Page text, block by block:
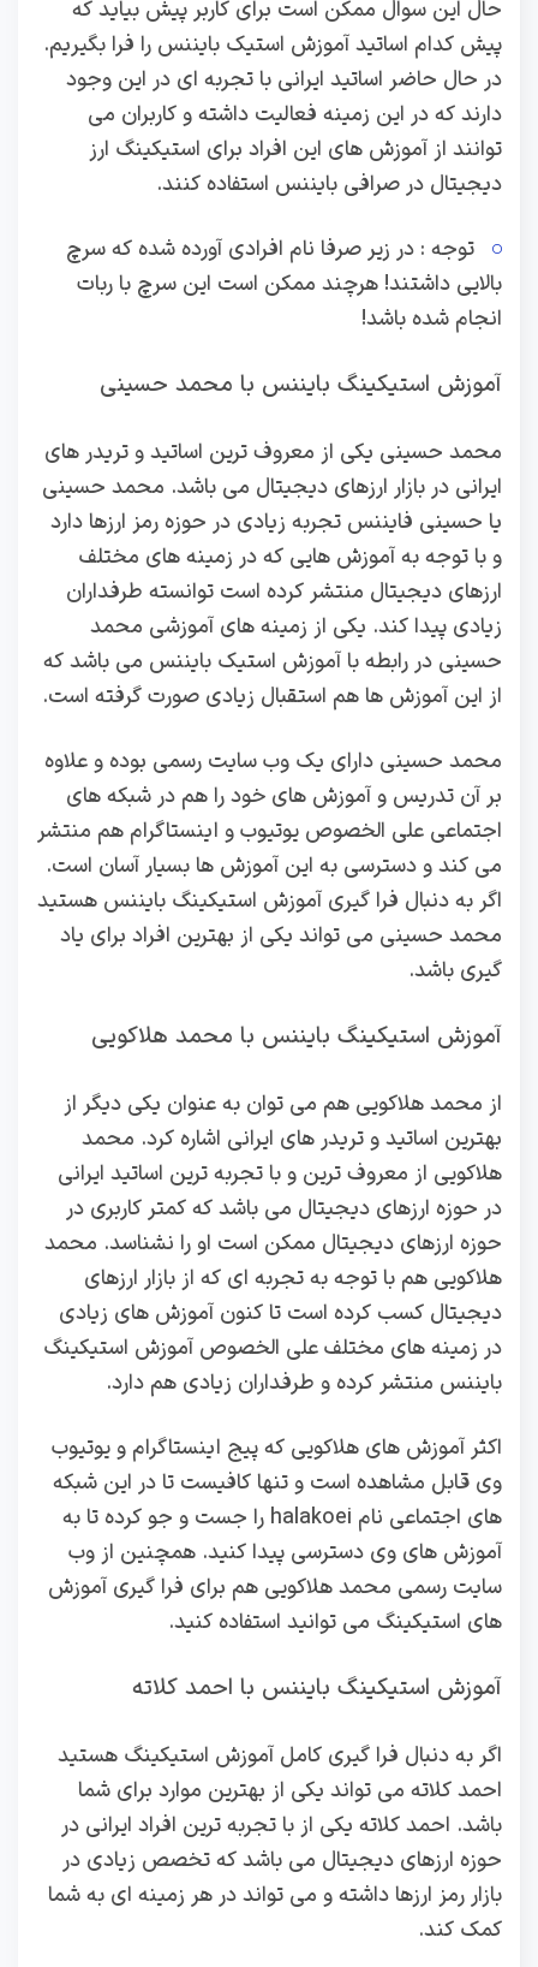
حال این سوال ممکن است برای کاربر پیش بیاید که
پیش کدام اساتید آموزش استیک بایننس را فرا بگیریم.
در حال حاضر اساتید ایرانی با تجربه ای در این وجود
دارند که در این زمینه فعالیت داشته و کاربران می
توانند از آموزش های این افراد برای استیکینگ ارز
دیجیتال در صرافی بایننس استفاده کنند.
توجه : در زیر صرفا نام افرادی آورده شده که سرچ
بالایی داشتند! هرچند ممکن است این سرچ با ربات
انجام شده باشد!
آموزش استیکینگ بایننس با محمد حسینی
محمد حسینی یکی از معروف ترین اساتید و تریدر های
ایرانی در بازار ارزهای دیجیتال می باشد. محمد حسینی
یا حسینی فایننس تجربه زیادی در حوزه رمز ارزها دارد
و با توجه به آموزش هایی که در زمینه های مختلف
ارزهای دیجیتال منتشر کرده است توانسته طرفداران
زیادی پیدا کند. یکی از زمینه های آموزشی محمد
حسینی در رابطه با آموزش استیک بایننس می باشد که
از این آموزش ها هم استقبال زیادی صورت گرفته است.
محمد حسینی دارای یک وب سایت رسمی بوده و علاوه
بر آن تدریس و آموزش های خود را هم در شبکه های
اجتماعی علی الخصوص یوتیوب و اینستاگرام هم منتشر
می کند و دسترسی به این آموزش ها بسیار آسان است.
اگر به دنبال فرا گیری آموزش استیکینگ بایننس هستید
محمد حسینی می تواند یکی از بهترین افراد برای یاد
گیری باشد.
آموزش استیکینگ بایننس با محمد هلاکویی
از محمد هلاکویی هم می توان به عنوان یکی دیگر از
بهترین اساتید و تریدر های ایرانی اشاره کرد. محمد
هلاکویی از معروف ترین و با تجربه ترین اساتید ایرانی
در حوزه ارزهای دیجیتال می باشد که کمتر کاربری در
حوزه ارزهای دیجیتال ممکن است او را نشناسد. محمد
هلاکویی هم با توجه به تجربه ای که از بازار ارزهای
دیجیتال کسب کرده است تا کنون آموزش های زیادی
در زمینه های مختلف علی الخصوص آموزش استیکینگ
بایننس منتشر کرده و طرفداران زیادی هم دارد.
اکثر آموزش های هلاکویی که پیج اینستاگرام و یوتیوب
وی قابل مشاهده است و تنها کافیست تا در این شبکه
های اجتماعی نام halakoei را جست و جو کرده تا به
آموزش های وی دسترسی پیدا کنید. همچنین از وب
سایت رسمی محمد هلاکویی هم برای فرا گیری آموزش
های استیکینگ می توانید استفاده کنید.
آموزش استیکینگ بایننس با احمد کلاته
اگر به دنبال فرا گیری کامل آموزش استیکینگ هستید
احمد کلاته می تواند یکی از بهترین موارد برای شما
باشد. احمد کلاته یکی از با تجربه ترین افراد ایرانی در
حوزه ارزهای دیجیتال می باشد که تخصص زیادی در
بازار رمز ارزها داشته و می تواند در هر زمینه ای به شما
کمک کند.